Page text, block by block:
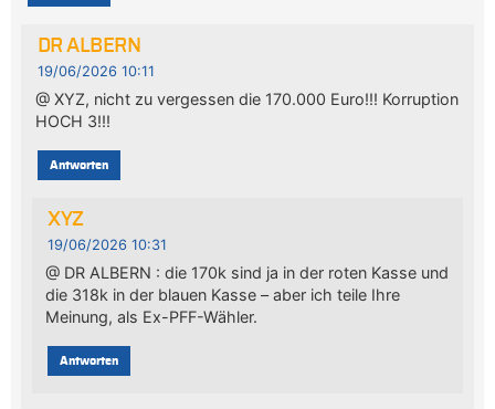
DR ALBERN
19/06/2026 10:11
@ XYZ, nicht zu vergessen die 170.000 Euro!!! Korruption
HOCH 3!!!
Antworten
XYZ
19/06/2026 10:31
@ DR ALBERN : die 170k sind ja in der roten Kasse und
die 318k in der blauen Kasse – aber ich teile Ihre
Meinung, als Ex-PFF-Wähler.
Antworten